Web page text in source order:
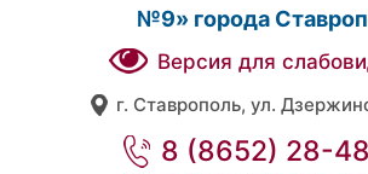
№9» города
Версия для
г. Ставрополь, ул.
8 (8652) 28-